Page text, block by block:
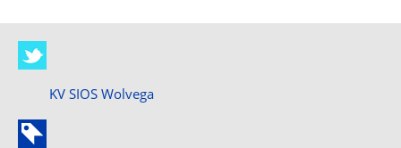
KV SIOS Wolvega